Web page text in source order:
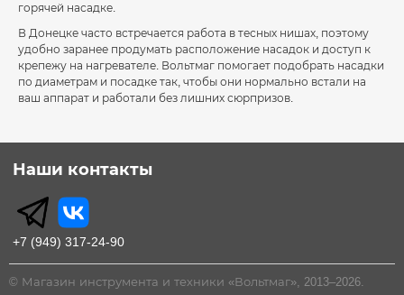
горячей насадке.
В Донецке часто встречается работа в тесных нишах, поэтому
удобно заранее продумать расположение насадок и доступ к
крепежу на нагревателе. Вольтмаг помогает подобрать насадки
по диаметрам и посадке так, чтобы они нормально встали на
ваш аппарат и работали без лишних сюрпризов.
Наши контакты
+7 (949) 317-24-90
© Магазин инструмента и техники «Вольтмаг», 2013–2026.